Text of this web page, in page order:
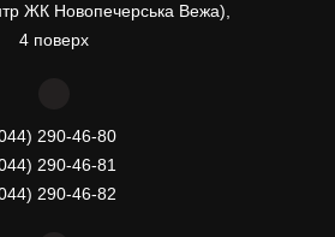
ЖК Новопечерська Вежа),
4 поверх
290-46-80
290-46-81
290-46-82